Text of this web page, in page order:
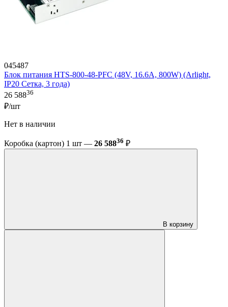
045487
Блок питания HTS-800-48-PFC (48V, 16.6A, 800W) (Arlight,
IP20 Сетка, 3 года)
26 58836
₽/шт
Нет в наличии
Коробка (картон) 1 шт — 26 58836 ₽
В корзину